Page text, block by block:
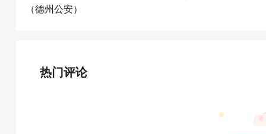
（德州公安）
热门评论